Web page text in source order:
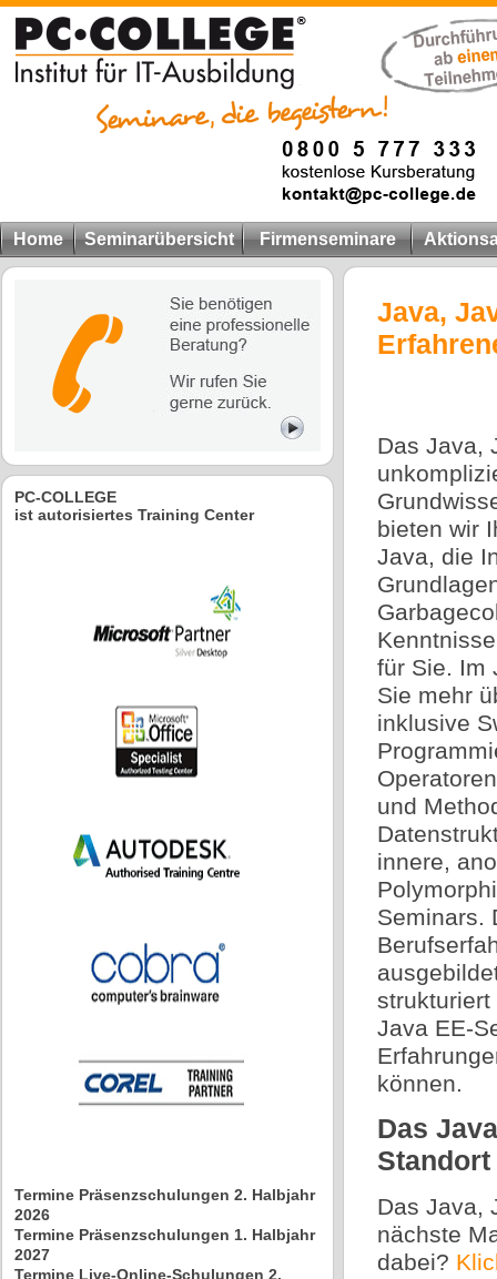
Home Seminarübersicht Firmenseminare
PC-COLLEGE
ist autorisiertes Training Center
Termine Präsenzschulungen 2. Halbjahr
2026
Termine Präsenzschulungen 1. Halbjahr
2027
Termine Live-Online-Schulungen 2.
Java,
Das Java,
bieten wir
Java, die
für Sie. Im
Sie mehr
inklusive
und
innere,
Seminars.
Java EE-
können.
Das
Das Java,
nächste
dabei?